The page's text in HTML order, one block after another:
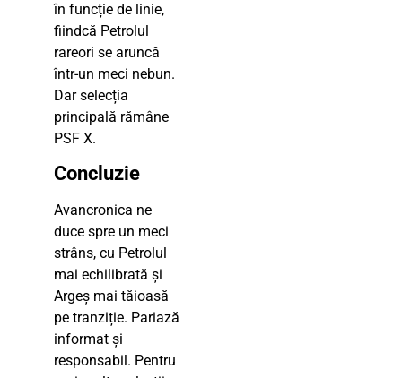
în funcție de linie,
fiindcă Petrolul
rareori se aruncă
într-un meci nebun.
Dar selecția
principală rămâne
PSF X.
Concluzie
Avancronica ne
duce spre un meci
strâns, cu Petrolul
mai echilibrată și
Argeș mai tăioasă
pe tranziție. Pariază
informat și
responsabil. Pentru